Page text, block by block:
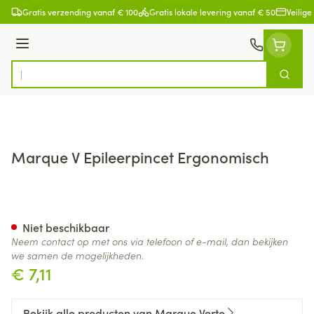
Ga naar de inhoud
Gratis verzending vanaf € 100 Gratis lokale levering vanaf € 50
Menu
Product, merk, categorie...
Zoek
Marque V Epileerpincet Ergonomisch
€ 7,11
Niet beschikbaar
Neem contact op met ons via telefoon of e-mail, dan bekijken
we samen de mogelijkheden.